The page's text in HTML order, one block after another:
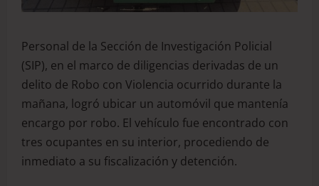
Personal de la Sección de Investigación Policial
(SIP), en el marco de diligencias derivadas de un
delito de Robo con Violencia ocurrido durante la
mañana, logró ubicar un automóvil que mantenía
encargo por robo. El vehículo fue encontrado con
tres ocupantes en su interior, procediendo de
inmediato a su fiscalización y detención.